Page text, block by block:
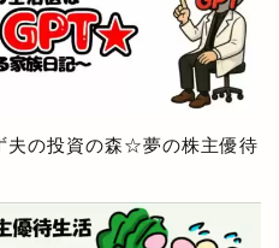
夫の投資の森☆夢の株主優待